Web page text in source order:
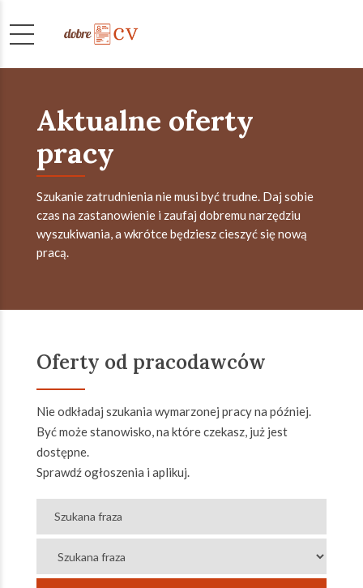
Aktualne oferty
pracy
Szukanie zatrudnienia nie musi być trudne. Daj sobie
czas na zastanowienie i zaufaj dobremu narzędziu
wyszukiwania, a wkrótce będziesz cieszyć się nową
pracą.
Oferty od pracodawców
Nie odkładaj szukania wymarzonej pracy na później.
Być może stanowisko, na które czekasz, już jest
dostępne.
Sprawdź ogłoszenia i aplikuj.